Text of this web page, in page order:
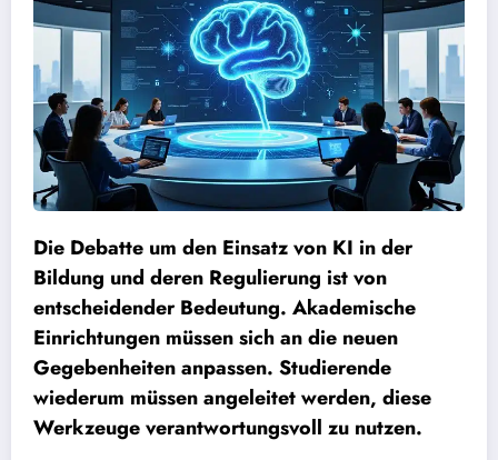
Die Debatte um den Einsatz von KI in der
Bildung und deren Regulierung ist von
entscheidender Bedeutung. Akademische
Einrichtungen müssen sich an die neuen
Gegebenheiten anpassen. Studierende
wiederum müssen angeleitet werden, diese
Werkzeuge verantwortungsvoll zu nutzen.